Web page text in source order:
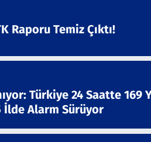
Raporu Temiz Çıktı!
Türkiye 24 Saatte 169
Alarm Sürüyor